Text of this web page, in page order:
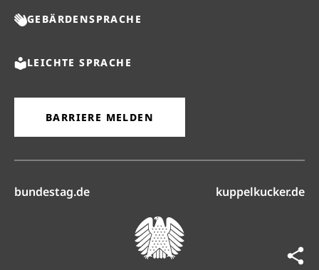
GEBÄRDENSPRACHE
LEICHTE SPRACHE
BARRIERE MELDEN
bundestag.de(öffnet in neuem Reiter)kuppelkucker.de